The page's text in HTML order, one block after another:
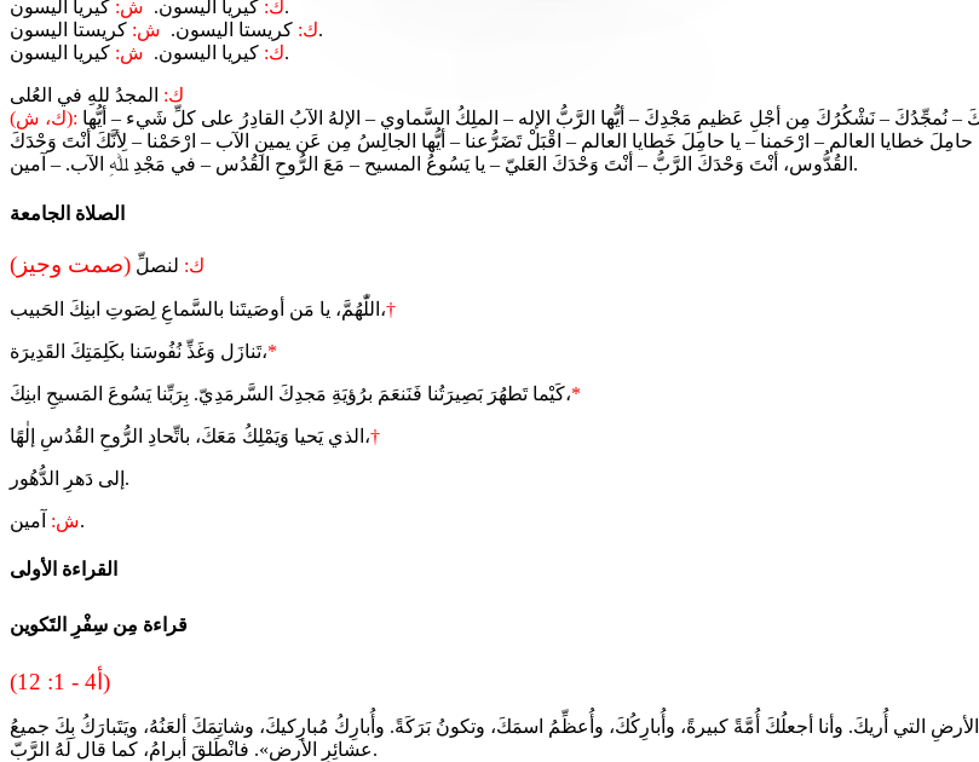
ك: كيريا اليسون. ش:
كيريا اليسون.
ك: كريستا اليسون. ش:
كريستا اليسون.
ك: كيريا اليسون. ش: كيريا اليسون.
ك: المجدُ للهِ في العُلى
(ك، ش): نُمجِّدُكَ – نَشْكُرُكَ مِن أجْلِ عَظيمِ مَجْدِكَ – أيُّها الرَّبُّ الإله – الملِكُ السَّماوي – الإلهُ الآبُ القادِرُ على كلِّ شَيء – أيُّها
حامِلَ خطايا العالم – ارْحَمنا – يا حامِلَ خَطايا العالم – اقْبَلْ تَضَرُّعنا – أيُّها الجالِسُ مِن عَن يمينِ الآب – ارْحَمْنا – لِأنَّكَ أنْتَ وَحْدَكَ
القُدُّوس، أنْتَ وَحْدَكَ الرَّبُّ – أنْتَ وَحْدَكَ العَليّ – يا يَسُوعُ المسيح – مَعَ الرُّوحِ القُدُس – في مَجْدِ ﷲِ الآب. – آمين.
الصلاة الجامعة
ك: لنصلِّ (صمت وجيز)
اللّٰهُمَّ، يا مَن أوصَيتَنا بالسَّماعِ لِصَوتِ ابنِكَ الحَبيب،†
تَنازَل وَغَذِّ نُفُوسَنا بكَلِمَتِكَ القَدِيرَة،*
كَيْما تَطهُرَ بَصِيرَتُنا فَنَنعَمَ برُؤيَةِ مَجدِكَ السَّرمَدِيّ. بِرَبِّنا يَسُوعَ المَسيحِ ابنِكَ،*
الذي يَحيا وَيَمْلِكُ مَعَكَ، باتِّحادِ الرُّوحِ القُدُسِ إلٰهًا،†
إلى دَهرِ الدُّهُور.
ش:آمين.
القراءة الأولى
قراءة مِن سِفْرِ التَكوين
(12 :1 - 4أ)
التي أُريكَ. وأنا أجعلُكَ أُمَّةً كبيرةً، وأُبارِكُكَ، وأُعظِّمُ اسمَكَ، وتكونُ بَرَكَةً. وأُبارِكُ مُبارِكيكَ، وشاتِمَكَ ألعَنُهُ، ويَتَبارَكُ بِكَ جميعُ
عشائِرِ الأرض». فانْطَلقَ أبرامُ، كما قال لَهُ الرَّبّ.